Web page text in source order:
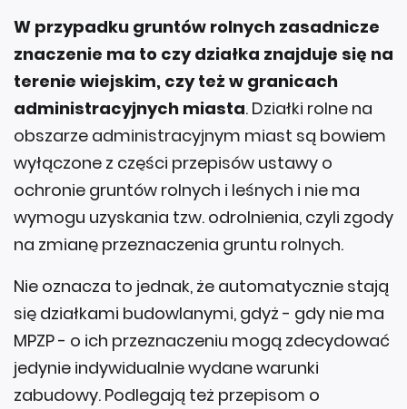
W przypadku gruntów rolnych zasadnicze
znaczenie ma to czy działka znajduje się na
terenie wiejskim, czy też w granicach
administracyjnych miasta. Działki rolne na
obszarze administracyjnym miast są bowiem
wyłączone z części przepisów ustawy o
ochronie gruntów rolnych i leśnych i nie ma
wymogu uzyskania tzw. odrolnienia, czyli zgody
na zmianę przeznaczenia gruntu rolnych.
Nie oznacza to jednak, że automatycznie stają
się działkami budowlanymi, gdyż - gdy nie ma
MPZP - o ich przeznaczeniu mogą zdecydować
jedynie indywidualnie wydane warunki
zabudowy. Podlegają też przepisom o